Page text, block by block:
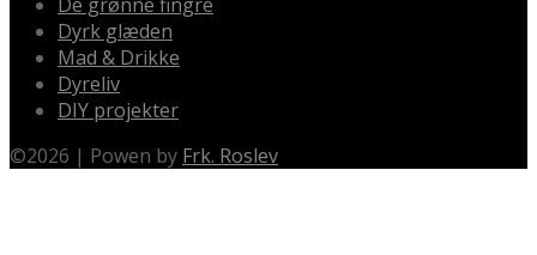
Dyrk glæden
Mad & Drikke
Dyreliv
DIY projekter
©2026 | Powen by Frk. Roslev